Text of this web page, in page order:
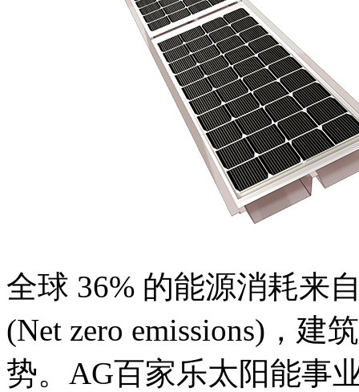
全球 36% 的能源消耗来
(Net zero emissions)，建
势。AG百家乐太阳能事